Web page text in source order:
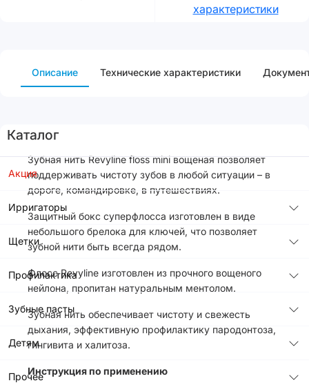
Каталог
Акция
Ирригаторы
Щетки
Профилактика
Зубные пасты
Детям
Прочее
характеристики
Описание Технические характеристики
Зубная нить Revyline floss mini вощеная позволяет
поддерживать чистоту зубов в любой ситуации – в
дороге, командировке, в путешествиях.
Защитный бокс суперфлосса изготовлен в виде
небольшого брелока для ключей, что позволяет
зубной нити быть всегда рядом.
Флосс Revyline изготовлен из прочного вощеного
нейлона, пропитан натуральным ментолом.
Зубная нить обеспечивает чистоту и свежесть
дыхания, эффективную профилактику пародонтоза,
гингивита и халитоза.
Инструкция по применению